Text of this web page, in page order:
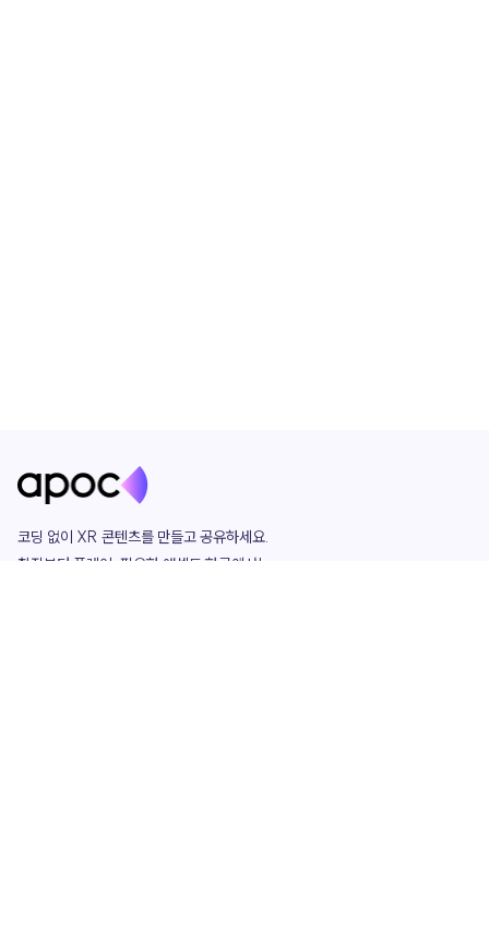
코딩 없이 XR 콘텐츠를 만들고 공유하세요.
창작부터 플레이, 필요한 애셋도 한곳에서!